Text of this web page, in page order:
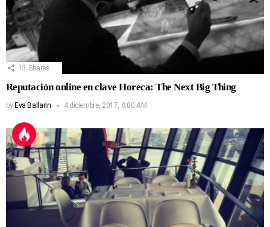
13 Shares
Reputación online en clave Horeca: The Next Big Thing
by Eva Ballarin 4 diciembre, 2017, 8:00 AM